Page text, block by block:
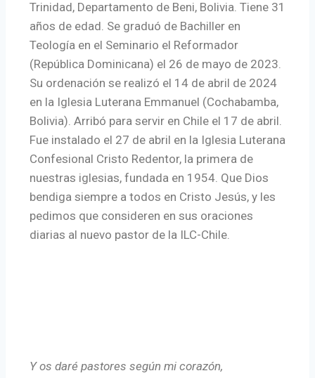
Trinidad, Departamento de Beni, Bolivia. Tiene 31
años de edad. Se graduó de Bachiller en
Teología en el Seminario el Reformador
(República Dominicana) el 26 de mayo de 2023.
Su ordenación se realizó el 14 de abril de 2024
en la Iglesia Luterana Emmanuel (Cochabamba,
Bolivia). Arribó para servir en Chile el 17 de abril.
Fue instalado el 27 de abril en la Iglesia Luterana
Confesional Cristo Redentor, la primera de
nuestras iglesias, fundada en 1954. Que Dios
bendiga siempre a todos en Cristo Jesús, y les
pedimos que consideren en sus oraciones
diarias al nuevo pastor de la ILC-Chile.
Y os daré pastores según mi corazón,